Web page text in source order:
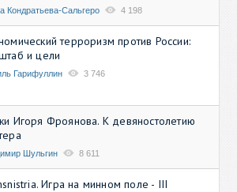
Кондратьева-Сальгеро 4 198
терроризм против России:
и цели
Гарифуллин 3 746
Игоря Фроянова. К девяностолетию
Шульгин 8 611
Игра на минном поле - III